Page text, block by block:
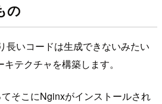
の
長いコードは生成できないみたい
テクチャを構築します。
そこにNginxがインストールされ